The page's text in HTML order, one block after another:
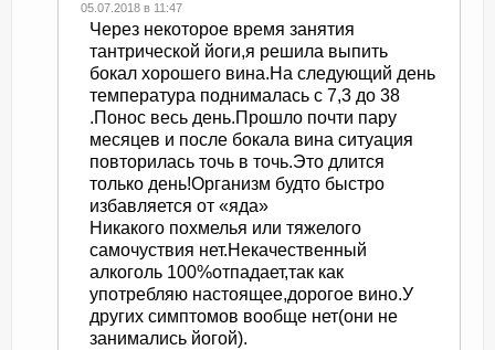
05.07.2018 в 11:47
Через некоторое время занятия
тантрической йоги,я решила выпить
бокал хорошего вина.На следующий день
температура поднималась с 7,3 до 38
.Понос весь день.Прошло почти пару
месяцев и после бокала вина ситуация
повторилась точь в точь.Это длится
только день!Организм будто быстро
избавляется от «яда»
Никакого похмелья или тяжелого
самочуствия нет.Некачественный
алкоголь 100%отпадает,так как
употребляю настоящее,дорогое вино.У
других симптомов вообще нет(они не
занимались йогой).